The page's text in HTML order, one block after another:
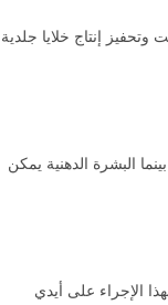
إنتاج خلايا جلدية
البشرة الدهنية يمكن
الإجراء على أيدي